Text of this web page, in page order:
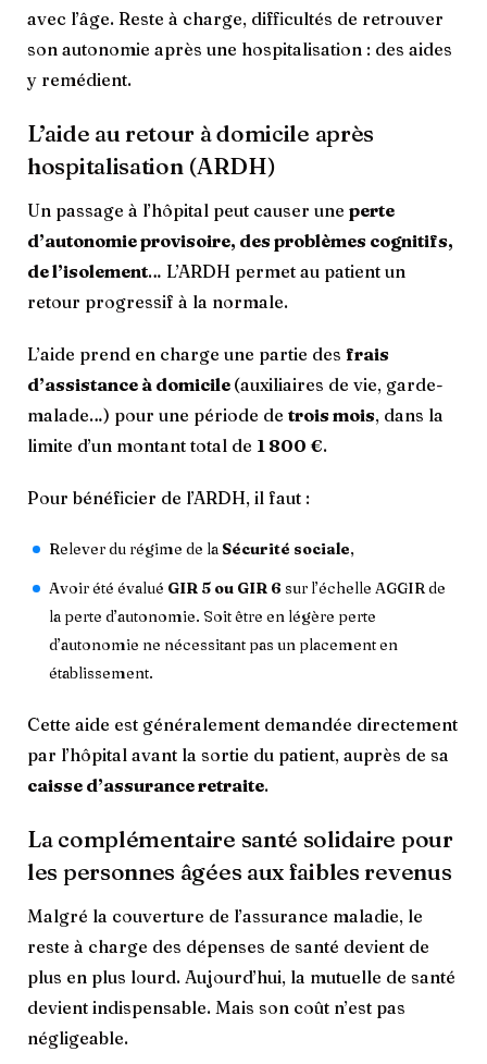
avec l’âge. Reste à charge, difficultés de retrouver
son autonomie après une hospitalisation : des aides
y remédient.
L’aide au retour à domicile après
hospitalisation (ARDH)
Un passage à l’hôpital peut causer une perte
d’autonomie provisoire, des problèmes cognitifs,
de l’isolement… L’ARDH permet au patient un
retour progressif à la normale.
L’aide prend en charge une partie des frais
d’assistance à domicile (auxiliaires de vie, garde-
malade…) pour une période de trois mois, dans la
limite d’un montant total de 1 800 €.
Pour bénéficier de l’ARDH, il faut :
Relever du régime de la Sécurité sociale,
Avoir été évalué GIR 5 ou GIR 6 sur l’échelle AGGIR de
la perte d’autonomie. Soit être en légère perte
d’autonomie ne nécessitant pas un placement en
établissement.
Cette aide est généralement demandée directement
par l’hôpital avant la sortie du patient, auprès de sa
caisse d’assurance retraite.
La complémentaire santé solidaire pour
les personnes âgées aux faibles revenus
Malgré la couverture de l’assurance maladie, le
reste à charge des dépenses de santé devient de
plus en plus lourd. Aujourd’hui, la mutuelle de santé
devient indispensable. Mais son coût n’est pas
négligeable.